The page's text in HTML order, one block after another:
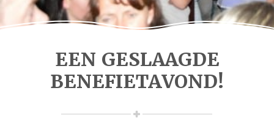
EEN GESLAAGDE
BENEFIETAVOND!